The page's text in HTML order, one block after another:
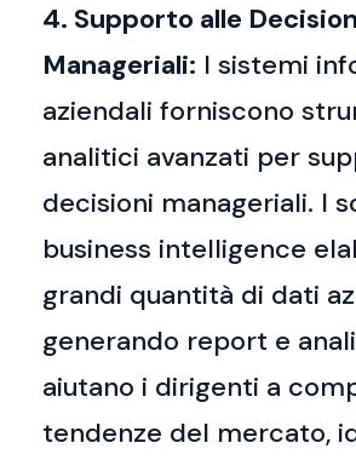
4. Supporto alle
Manageriali: I sistemi
aziendali forniscono
analitici avanzati per
decisioni manageriali. I
business intelligence
grandi quantità di dati
generando report e
aiutano i dirigenti a
tendenze del mercato,